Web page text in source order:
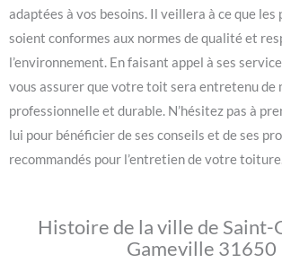
adaptées à vos besoins. Il veillera à ce que
soient conformes aux normes de qualité et
l’environnement. En faisant appel à ses
vous assurer que votre toit sera entretenu de
professionnelle et durable. N’hésitez pas à
lui pour bénéficier de ses conseils et de ses
recommandés pour l’entretien de votre
Histoire de la ville de
Gameville 31650